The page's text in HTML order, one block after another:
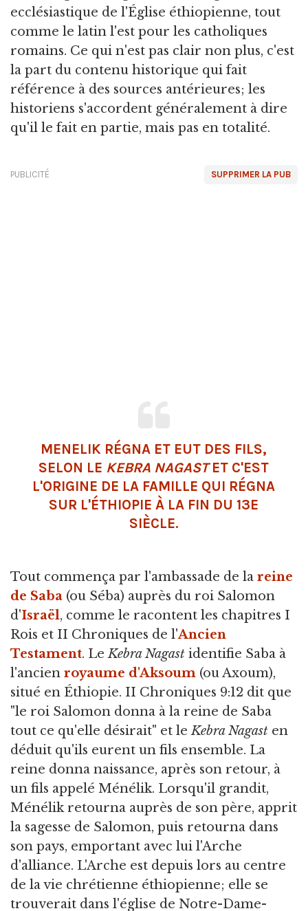
ecclésiastique de l'Église éthiopienne, tout
comme le latin l'est pour les catholiques
romains. Ce qui n'est pas clair non plus, c'est
la part du contenu historique qui fait
référence à des sources antérieures; les
historiens s'accordent généralement à dire
qu'il le fait en partie, mais pas en totalité.
SUPPRIMER LA PUB
PUBLICITÉ
MENELIK RÉGNA ET EUT DES FILS,
SELON LE KEBRA NAGASTET C'EST
L'ORIGINE DE LA FAMILLE QUI RÉGNA
SUR L'ÉTHIOPIE À LA FIN DU 13E
SIÈCLE.
Tout commença par l'ambassade de la reine
de Saba (ou Séba) auprès du roi Salomon
d'Israël, comme le racontent les chapitres I
Rois et II Chroniques de l'Ancien
Testament. LeKebra Nagast identifie Saba à
l'ancien royaume d'Aksoum (ou Axoum),
situé en Éthiopie. II Chroniques 9:12 dit que
"le roi Salomon donna à la reine de Saba
tout ce qu'elle désirait" et leKebra Nagast en
déduit qu'ils eurent un fils ensemble. La
reine donna naissance, après son retour, à
un fils appelé Ménélik. Lorsqu'il grandit,
Ménélik retourna auprès de son père, apprit
la sagesse de Salomon, puis retourna dans
son pays, emportant avec lui l'Arche
d'alliance. L'Arche est depuis lors au centre
de la vie chrétienne éthiopienne; elle se
trouverait dans l'église de Notre-Dame-